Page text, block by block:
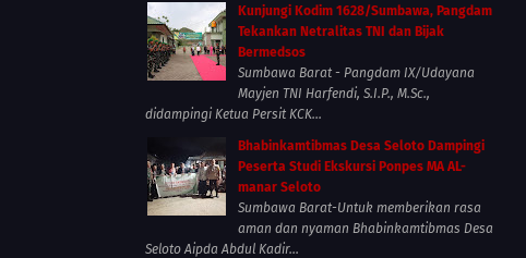
Kunjungi Kodim 1628/Sumbawa, Pangdam
Tekankan Netralitas TNI dan Bijak
Bermedsos
Sumbawa Barat - Pangdam IX/Udayana
Mayjen TNI Harfendi, S.I.P., M.Sc.,
didampingi Ketua Persit KCK...
Bhabinkamtibmas Desa Seloto Dampingi
Peserta Studi Ekskursi Ponpes MA AL-
manar Seloto
Sumbawa Barat-Untuk memberikan rasa
aman dan nyaman Bhabinkamtibmas Desa
Seloto Aipda Abdul Kadir...